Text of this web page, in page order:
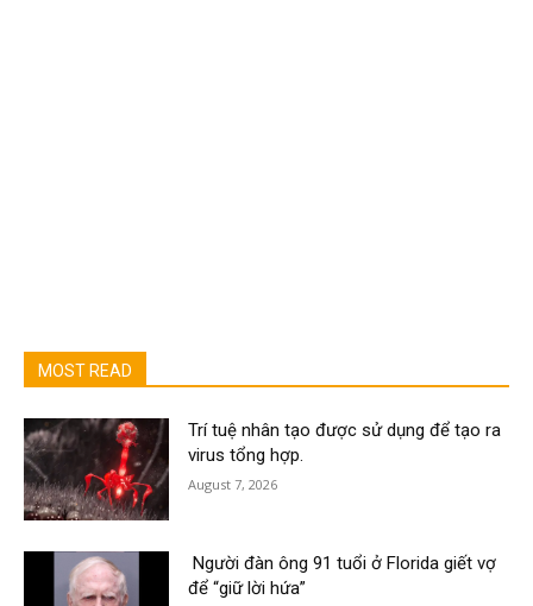
MOST READ
Trí tuệ nhân tạo được sử dụng để tạo ra
virus tổng hợp.
August 7, 2026
Người đàn ông 91 tuổi ở Florida giết vợ
để “giữ lời hứa”